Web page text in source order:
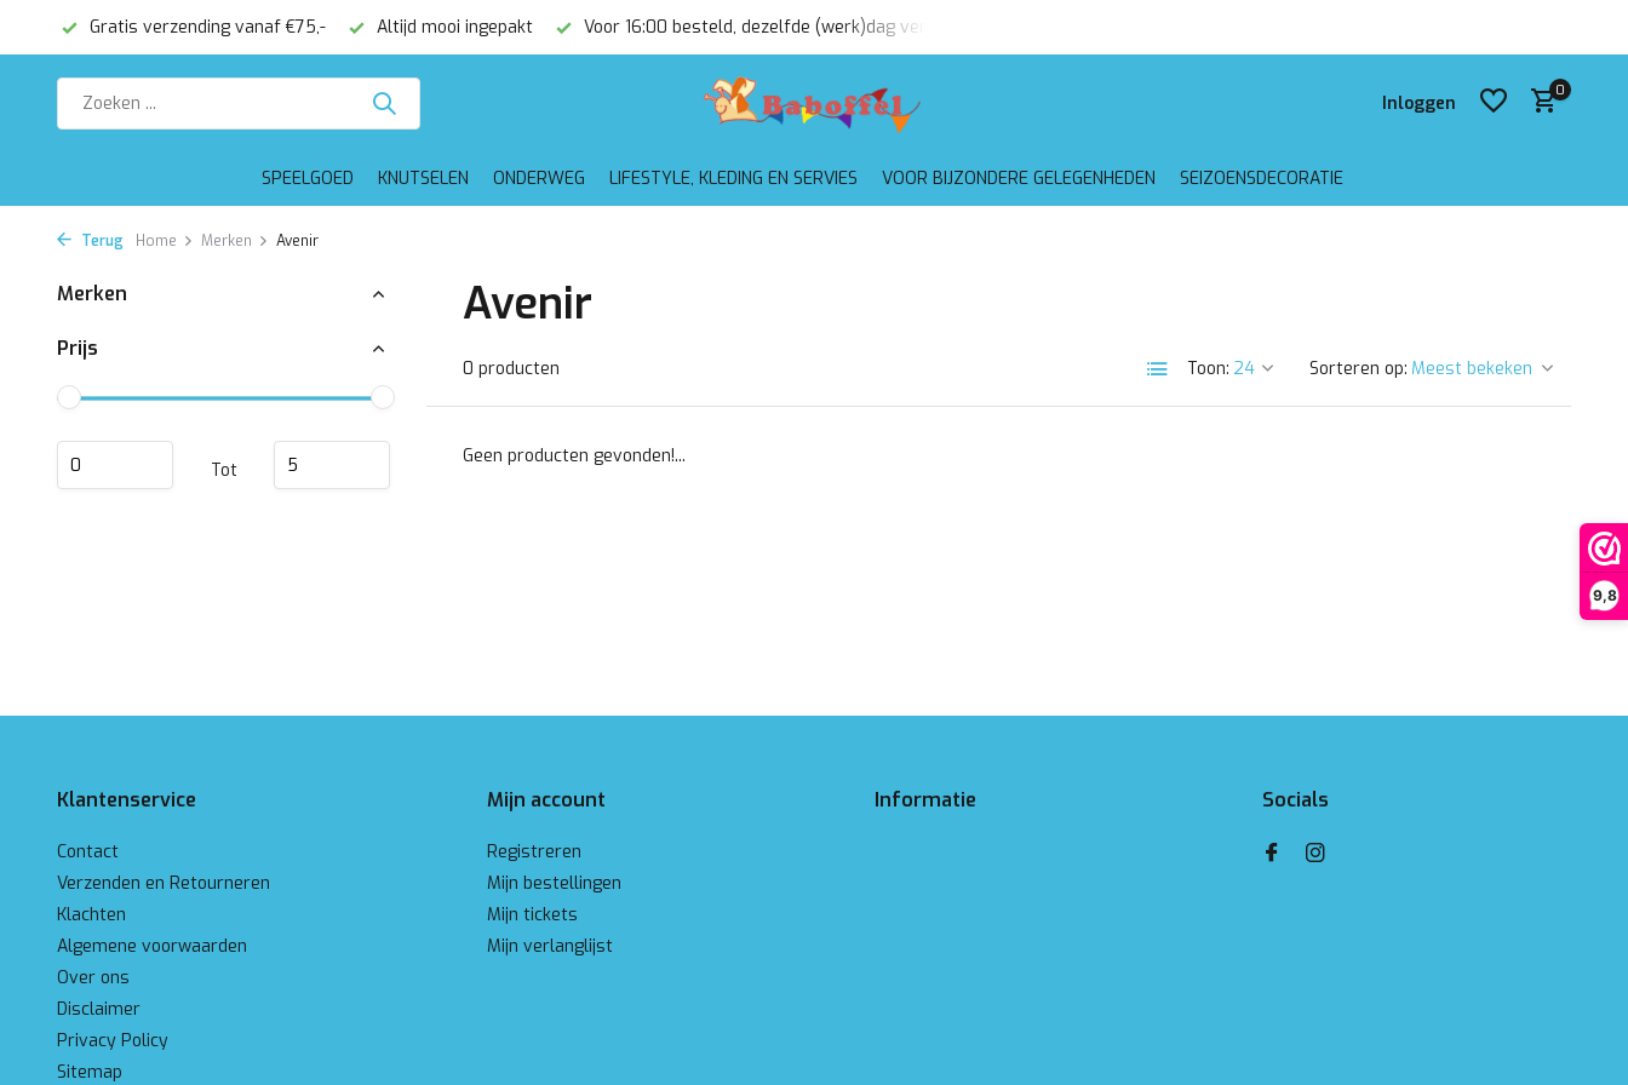
9,8
Gratis verzending vanaf €75,- Altijd mooi ingepakt Voor 16:00 besteld, dezelfde (werk)dag verzonden
Inloggen
0
SPEELGOED KNUTSELEN ONDERWEG LIFESTYLE, KLEDING EN SERVIES VOOR BIJZONDERE GELEGENHEDEN SEIZOENSDECORATIE
Terug Home Merken Avenir
Merken
Prijs
Tot
Avenir
0 producten Toon: Sorteren op:
Geen producten gevonden!...
Klantenservice
Contact
Verzenden en Retourneren
Klachten
Algemene voorwaarden
Over ons
Disclaimer
Privacy Policy
Sitemap
Mijn account
Registreren
Mijn bestellingen
Mijn tickets
Mijn verlanglijst
Informatie Socials